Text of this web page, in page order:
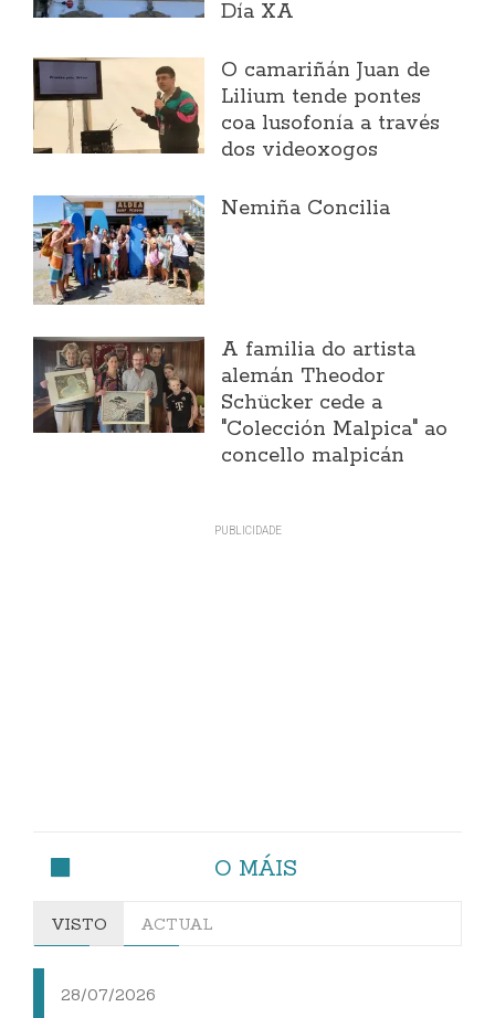
Día XA
O camariñán Juan de
Lilium tende pontes
coa lusofonía a través
dos videoxogos
Nemiña Concilia
A familia do artista
alemán Theodor
Schücker cede a
"Colección Malpica" ao
concello malpicán
O MÁIS
VISTO ACTUAL
28/07/2026